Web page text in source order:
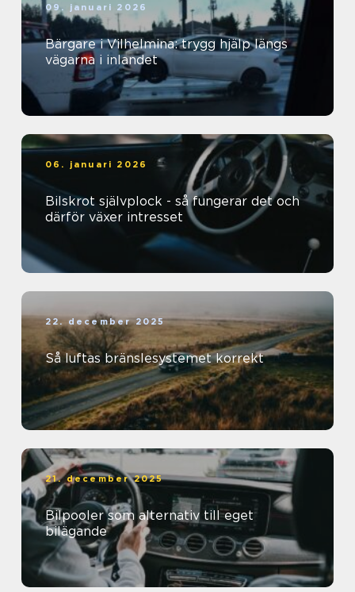
09. januari 2026
Bärgare i Vilhelmina: trygg hjälp längs
vägarna i inlandet
06. januari 2026
Bilskrot självplock - så fungerar det och
därför växer intresset
22. december 2025
Så luftas bränslesystemet korrekt
21. december 2025
Bilpooler som alternativ till eget
bilägande